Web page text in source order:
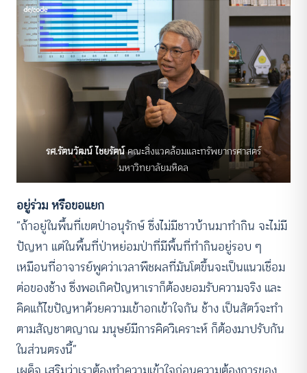
รศ.รัตนวัฒน์ ไชยรัตน์คณะสิ่งแวดล้อมและทรัพยากรศาสตร์
มหาวิทยาลัยมหิดล
อยู่ร่วม หรือขอแยก
“ถ้าอยู่ในพื้นที่เขตป่าอนุรักษ์ ซึ่งไม่มีชาวบ้านมาทำกิน จะไม่มี
ปัญหา แต่ในพื้นที่ป่าหย่อมป่าที่มีพื้นที่ทำกินอยู่รอบ ๆ
เหมือนที่อาจารย์พูดว่าเวลาพืชผลที่มันโตขึ้นจะเป็นแนวเชื่อม
ต่อของช้าง ซึ่งพอเกิดปัญหาเราก็ต้องยอมรับความจริง และ
คิดแก้ไขปัญหาด้วยความเข้าอกเข้าใจกัน ช้าง เป็นสัตว์จะทำ
ตามสัญชาตญาณ มนุษย์มีการคิดวิเคราะห์ ก็ต้องมาปรับกัน
ในส่วนตรงนี้”